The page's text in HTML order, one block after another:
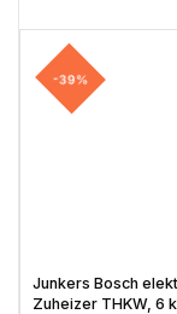
-39%
Junkers Bosch
Zuheizer THKW, 6